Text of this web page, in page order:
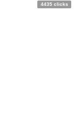
4435 clicks